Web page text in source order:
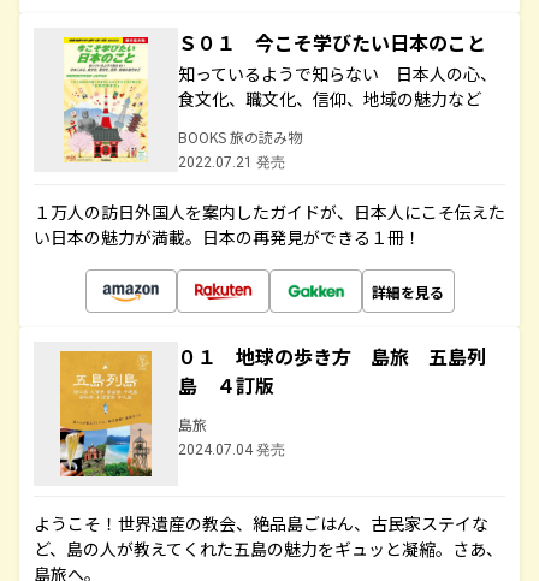
Ｓ０１ 今こそ学びたい日本のこと
知っているようで知らない 日本人の心、
食文化、職文化、信仰、地域の魅力など
BOOKS 旅の読み物
2022.07.21 発売
１万人の訪日外国人を案内したガイドが、日本人にこそ伝えた
い日本の魅力が満載。日本の再発見ができる１冊！
詳細を見る
０１ 地球の歩き方 島旅 五島列
島 ４訂版
島旅
2024.07.04 発売
ようこそ！世界遺産の教会、絶品島ごはん、古民家ステイな
ど、島の人が教えてくれた五島の魅力をギュッと凝縮。さあ、
島旅へ。